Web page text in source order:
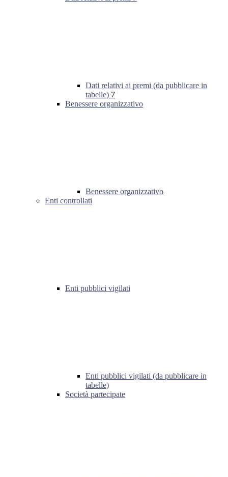
Dati relativi ai premi (da pubblicare in
tabelle) 7
Benessere organizzativo
Benessere organizzativo
Enti controllati
Enti pubblici vigilati
Enti pubblici vigilati (da pubblicare in
tabelle)
Società partecipate